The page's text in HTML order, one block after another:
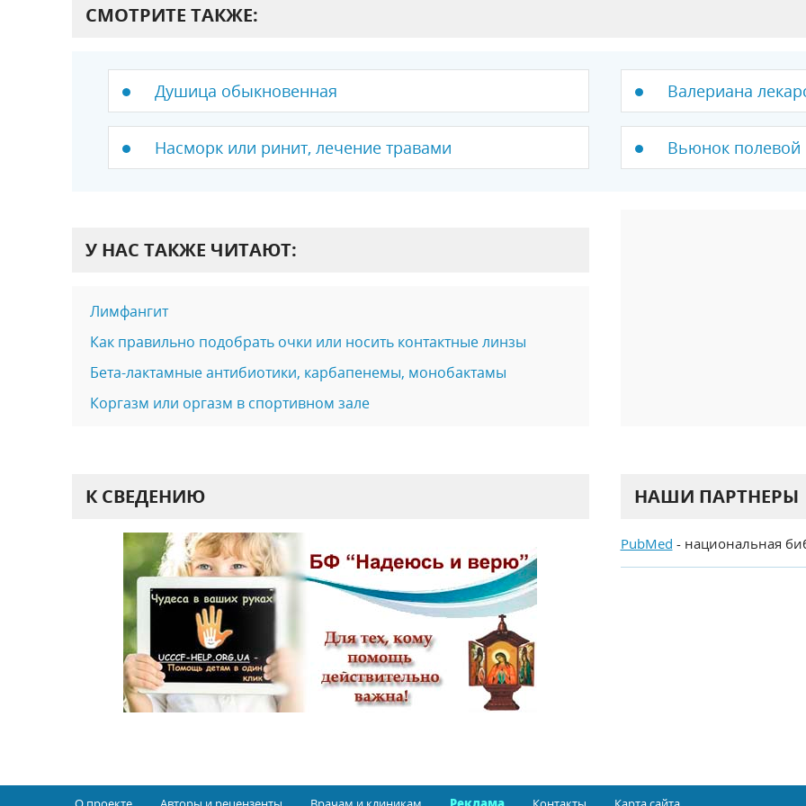
СМОТРИТЕ ТАКЖЕ:
Душица обыкновенная Валериана
Насморк или ринит, лечение травами Вьюнок полевой
У НАС ТАКЖЕ ЧИТАЮТ:
Лимфангит
Как правильно подобрать очки или носить контактные линзы
Бета-лактамные антибиотики, карбапенемы, монобактамы
Коргазм или оргазм в спортивном зале
К СВЕДЕНИЮ НАШИ ПАРТНЕРЫ
PubMed - национальная